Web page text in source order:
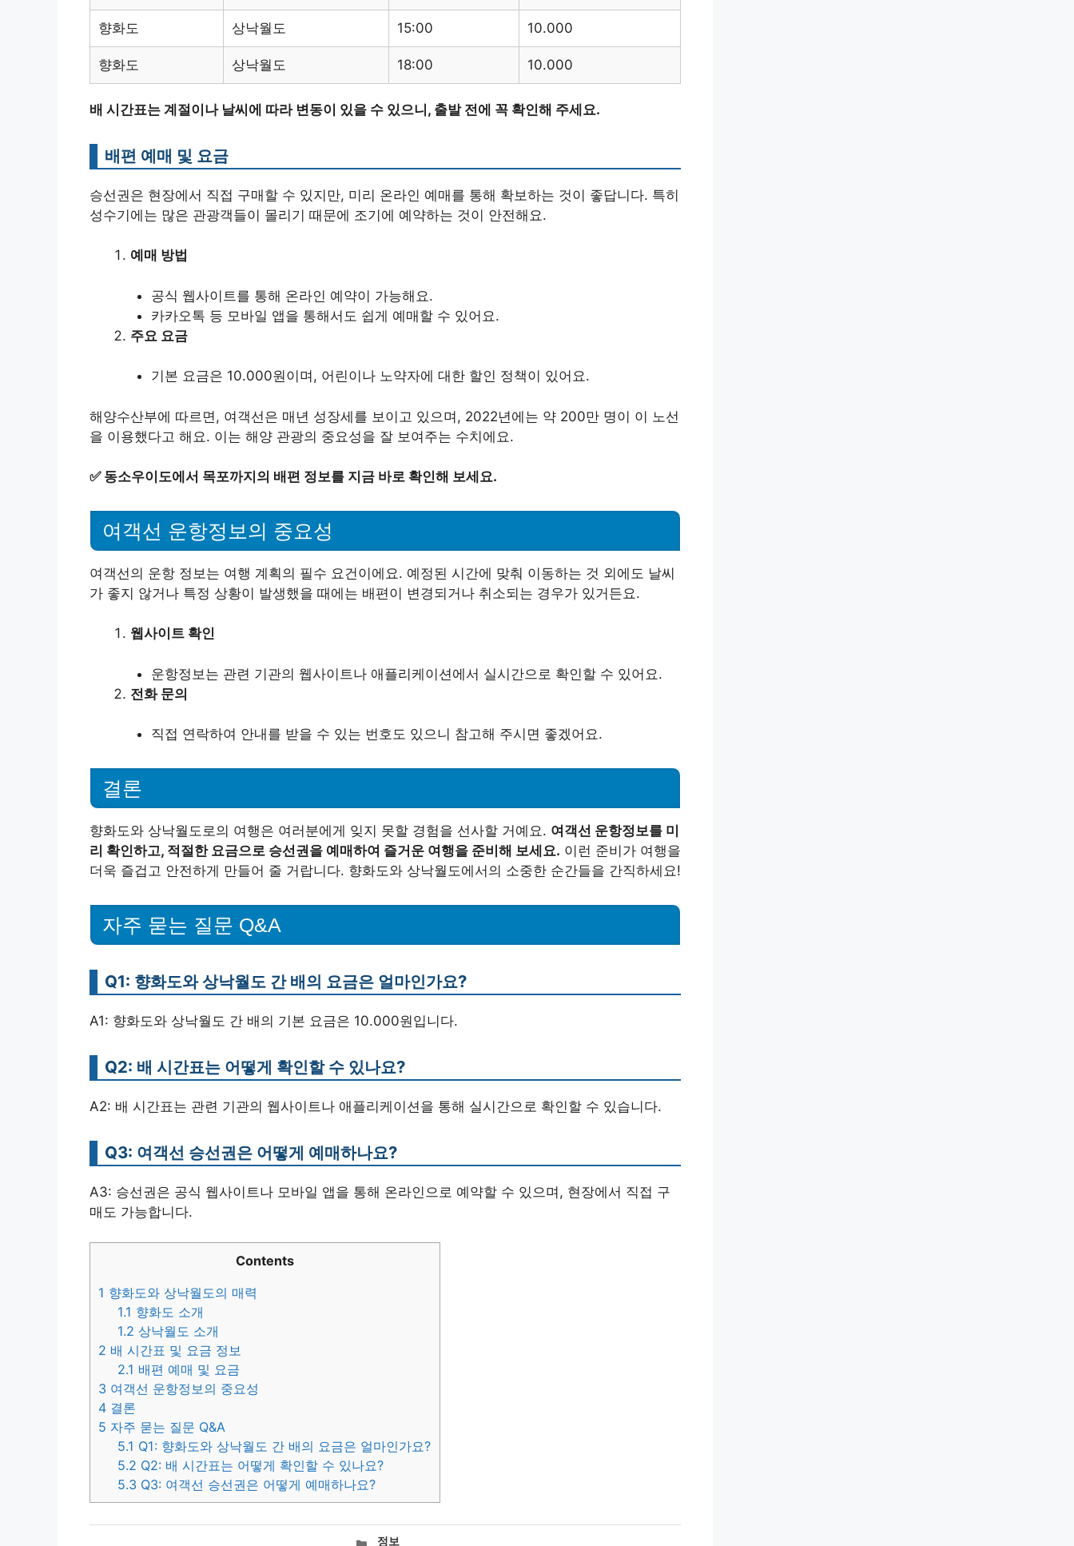
향화도 상낙월도 15:00 10.000
향화도 상낙월도 18:00 10.000
배 시간표는 계절이나 날씨에 따라 변동이 있을 수 있으니, 출발 전에 꼭 확인해 주세요.
배편 예매 및 요금
승선권은 현장에서 직접 구매할 수 있지만, 미리 온라인 예매를 통해 확보하는 것이 좋답니다. 특히
성수기에는 많은 관광객들이 몰리기 때문에 조기에 예약하는 것이 안전해요.
예매 방법
공식 웹사이트를 통해 온라인 예약이 가능해요.
카카오톡 등 모바일 앱을 통해서도 쉽게 예매할 수 있어요.
주요 요금
기본 요금은 10.000원이며, 어린이나 노약자에 대한 할인 정책이 있어요.
해양수산부에 따르면, 여객선은 매년 성장세를 보이고 있으며, 2022년에는 약 200만 명이 이 노선
을 이용했다고 해요. 이는 해양 관광의 중요성을 잘 보여주는 수치에요.
✅ 동소우이도에서 목포까지의 배편 정보를 지금 바로 확인해 보세요.
여객선 운항정보의 중요성
여객선의 운항 정보는 여행 계획의 필수 요건이에요. 예정된 시간에 맞춰 이동하는 것 외에도 날씨
가 좋지 않거나 특정 상황이 발생했을 때에는 배편이 변경되거나 취소되는 경우가 있거든요.
웹사이트 확인
운항정보는 관련 기관의 웹사이트나 애플리케이션에서 실시간으로 확인할 수 있어요.
전화 문의
직접 연락하여 안내를 받을 수 있는 번호도 있으니 참고해 주시면 좋겠어요.
결론
향화도와 상낙월도로의 여행은 여러분에게 잊지 못할 경험을 선사할 거예요. 여객선 운항정보를 미
리 확인하고, 적절한 요금으로 승선권을 예매하여 즐거운 여행을 준비해 보세요. 이런 준비가 여행을
더욱 즐겁고 안전하게 만들어 줄 거랍니다. 향화도와 상낙월도에서의 소중한 순간들을 간직하세요!
자주 묻는 질문 Q&A
Q1: 향화도와 상낙월도 간 배의 요금은 얼마인가요?
A1: 향화도와 상낙월도 간 배의 기본 요금은 10.000원입니다.
Q2: 배 시간표는 어떻게 확인할 수 있나요?
A2: 배 시간표는 관련 기관의 웹사이트나 애플리케이션을 통해 실시간으로 확인할 수 있습니다.
Q3: 여객선 승선권은 어떻게 예매하나요?
A3: 승선권은 공식 웹사이트나 모바일 앱을 통해 온라인으로 예약할 수 있으며, 현장에서 직접 구
매도 가능합니다.
Contents
1 향화도와 상낙월도의 매력
1.1 향화도 소개
1.2 상낙월도 소개
2 배 시간표 및 요금 정보
2.1 배편 예매 및 요금
3 여객선 운항정보의 중요성
4 결론
5 자주 묻는 질문 Q&A
5.1 Q1: 향화도와 상낙월도 간 배의 요금은 얼마인가요?
5.2 Q2: 배 시간표는 어떻게 확인할 수 있나요?
5.3 Q3: 여객선 승선권은 어떻게 예매하나요?
카정보